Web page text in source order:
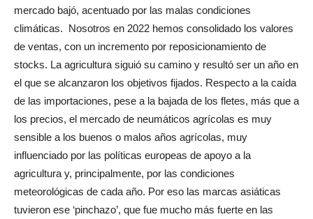
mercado bajó, acentuado por las malas condiciones
climáticas. Nosotros en 2022 hemos consolidado los valores
de ventas, con un incremento por reposicionamiento de
stocks. La agricultura siguió su camino y resultó ser un año en
el que se alcanzaron los objetivos fijados. Respecto a la caída
de las importaciones, pese a la bajada de los fletes, más que a
los precios, el mercado de neumáticos agrícolas es muy
sensible a los buenos o malos años agrícolas, muy
influenciado por las políticas europeas de apoyo a la
agricultura y, principalmente, por las condiciones
meteorológicas de cada año. Por eso las marcas asiáticas
tuvieron ese ‘pinchazo’, que fue mucho más fuerte en las